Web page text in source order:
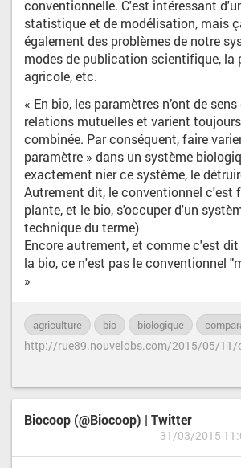
conventionnelle. C'est intéressant
statistique et de modélisation, mais
également des problèmes de notre
modes de publication scientifique, la
agricole, etc.
« En bio, les paramètres n’ont de
relations mutuelles et varient
combinée. Par conséquent, faire
paramètre » dans un système
exactement nier ce système, le
Autrement dit, le conventionnel c'est
plante, et le bio, s'occuper d'un
technique du terme)
Encore autrement, et comme c'est
la bio, ce n'est pas le conventionnel
»
agriculture bio biologique
Biocoop (@Biocoop) | Twitter
31/03/2015